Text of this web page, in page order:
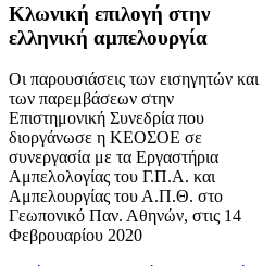
Κλωνική επιλογή στην
ελληνική αμπελουργία
Οι παρουσιάσεις των εισηγητών και
των παρεμβάσεων στην
Επιστημονική Συνεδρία που
διοργάνωσε η ΚΕΟΣΟΕ σε
συνεργασία με τα Εργαστήρια
Αμπελολογίας του Γ.Π.Α. και
Αμπελουργίας του Α.Π.Θ. στο
Γεωπονικό Παν. Αθηνών, στις 14
Φεβρουαρίου 2020